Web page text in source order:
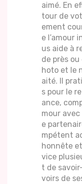
aimé. En
tour de
ement
e l’amour
us aide à
de près
hoto et le
aité. Il
s pour le
ance,
mour avec
e
mpétent
honnête
vice
t de
voirs de